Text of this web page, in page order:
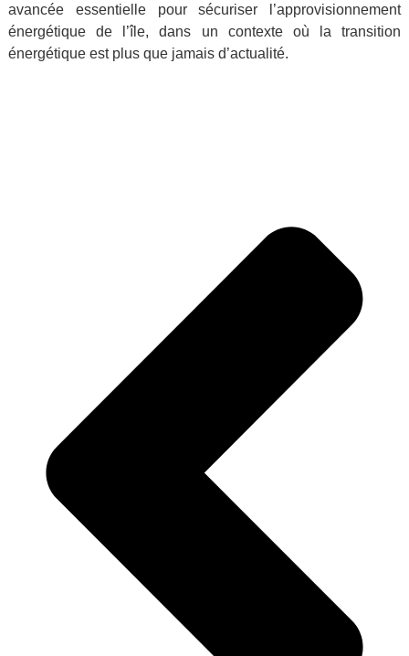
avancée essentielle pour sécuriser l’approvisionnement
énergétique de l’île, dans un contexte où la transition
énergétique est plus que jamais d’actualité.